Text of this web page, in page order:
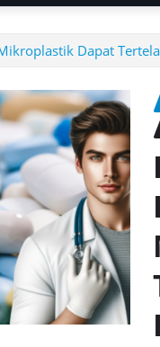
Dapat